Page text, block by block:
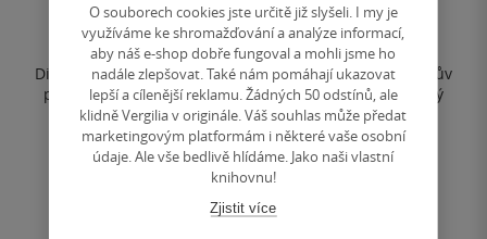
z
5
hvězdiček
pevná vazba
Dialogická figura odpovědnosti a její překročení. Sokratův
požadavek osobní absolutní angažovanosti. Křesťanský
akcent na lásku k Bohu....
Nedostupné
O souborech cookies jste určitě již slyšeli. I my je
využíváme ke shromažďování a analýze informací,
aby náš e-shop dobře fungoval a mohli jsme ho
nadále zlepšovat. Také nám pomáhají ukazovat
lepší a cílenější reklamu. Žádných 50 odstínů, ale
klidně Vergilia v originále. Váš souhlas může předat
marketingovým platformám i některé vaše osobní
údaje. Ale vše bedlivě hlídáme. Jako naši vlastní
knihovnu!
Zjistit více